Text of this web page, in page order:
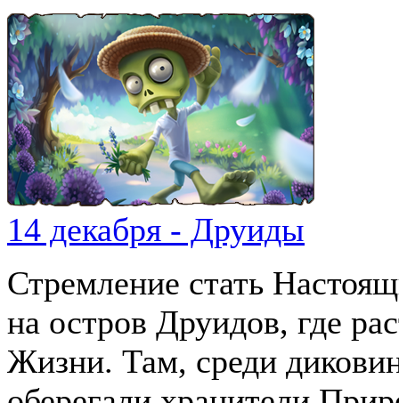
14 декабря - Друиды
Стремление стать
на остров Друидов, где
Жизни. Там, среди